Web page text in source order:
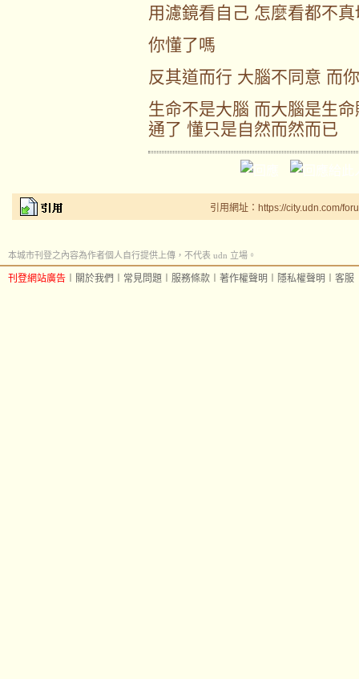
用濾鏡看自己 怎麼看都不
你懂了嗎
反其道而行 大腦不同意 而
生命不是大腦 而大腦是生
通了 懂只是自然而然而已
引用網址：https://city.udn.com/
本城市刊登之內容為作者個人自行提供上傳，不代表 udn 立場。
刊登網站廣告 關於我們 常見問題 服務條款 著作權聲明 隱私權聲明 客服